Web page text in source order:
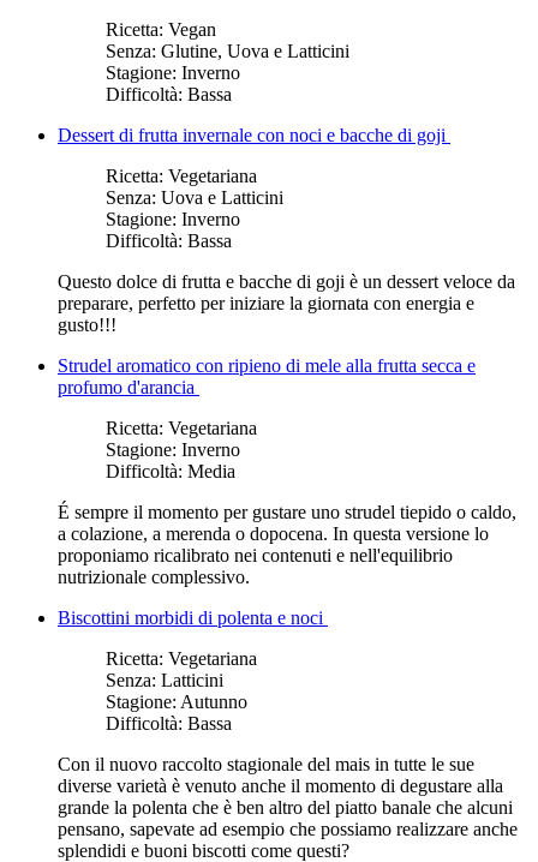
Ricetta: Vegan
Senza: Glutine, Uova e Latticini
Stagione: Inverno
Difficoltà: Bassa
Dessert di frutta invernale con noci e bacche di goji
Ricetta: Vegetariana
Senza: Uova e Latticini
Stagione: Inverno
Difficoltà: Bassa
Questo dolce di frutta e bacche di goji è un dessert veloce da
preparare, perfetto per iniziare la giornata con energia e
gusto!!!
Strudel aromatico con ripieno di mele alla frutta secca e
profumo d'arancia
Ricetta: Vegetariana
Stagione: Inverno
Difficoltà: Media
É sempre il momento per gustare uno strudel tiepido o caldo,
a colazione, a merenda o dopocena. In questa versione lo
proponiamo ricalibrato nei contenuti e nell'equilibrio
nutrizionale complessivo.
Biscottini morbidi di polenta e noci
Ricetta: Vegetariana
Senza: Latticini
Stagione: Autunno
Difficoltà: Bassa
Con il nuovo raccolto stagionale del mais in tutte le sue
diverse varietà è venuto anche il momento di degustare alla
grande la polenta che è ben altro del piatto banale che alcuni
pensano, sapevate ad esempio che possiamo realizzare anche
splendidi e buoni biscotti come questi?